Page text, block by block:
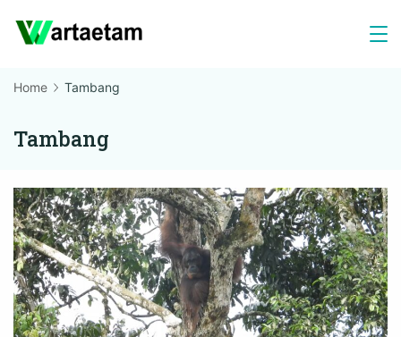
Home Tambang
Tambang